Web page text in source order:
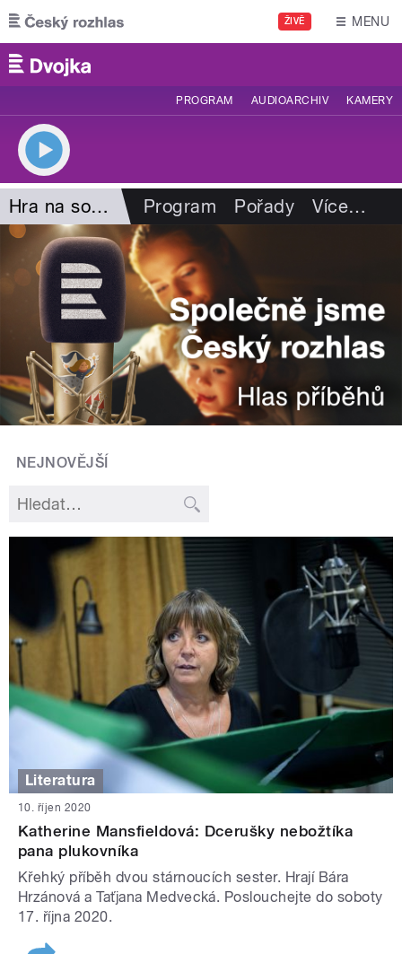
Přejít k hlavnímu obsahu
ŽIVĚ MENU
PROGRAM AUDIOARCHIV KAMERY
Hra na sobotu Program Pořady Více…
NEJNOVĚJŠÍ
Literatura
10. říjen 2020
Katherine Mansfieldová: Dcerušky nebožtíka
pana plukovníka
Křehký příběh dvou stárnoucích sester. Hrají Bára
Hrzánová a Taťjana Medvecká. Poslouchejte do soboty
17. října 2020.